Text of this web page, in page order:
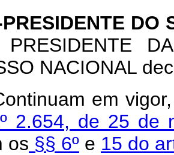
DO
NACIONAL
em
2.654, de 25 de
os §§ 6º e 15 do